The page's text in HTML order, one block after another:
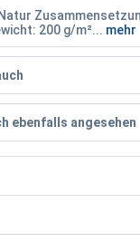
200 g/m²... mehr
ebenfalls angesehen